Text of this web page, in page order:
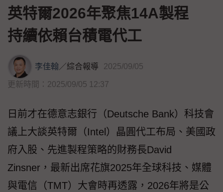
英特爾2026年聚焦14A製程
持續依賴台積電代工
李佳翰／綜合報導 2025/09/05
更新時間：2025/09/05 12:37
日前才在德意志銀行（Deutsche Bank）科技會
議上大談英特爾（Intel）晶圓代工布局、美國政
府入股、先進製程策略的財務長David
Zinsner，最新出席花旗2025年全球科技、媒體
與電信（TMT）大會時再透露，2026年將是公